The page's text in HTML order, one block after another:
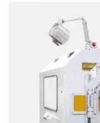
Industriale
Macchine